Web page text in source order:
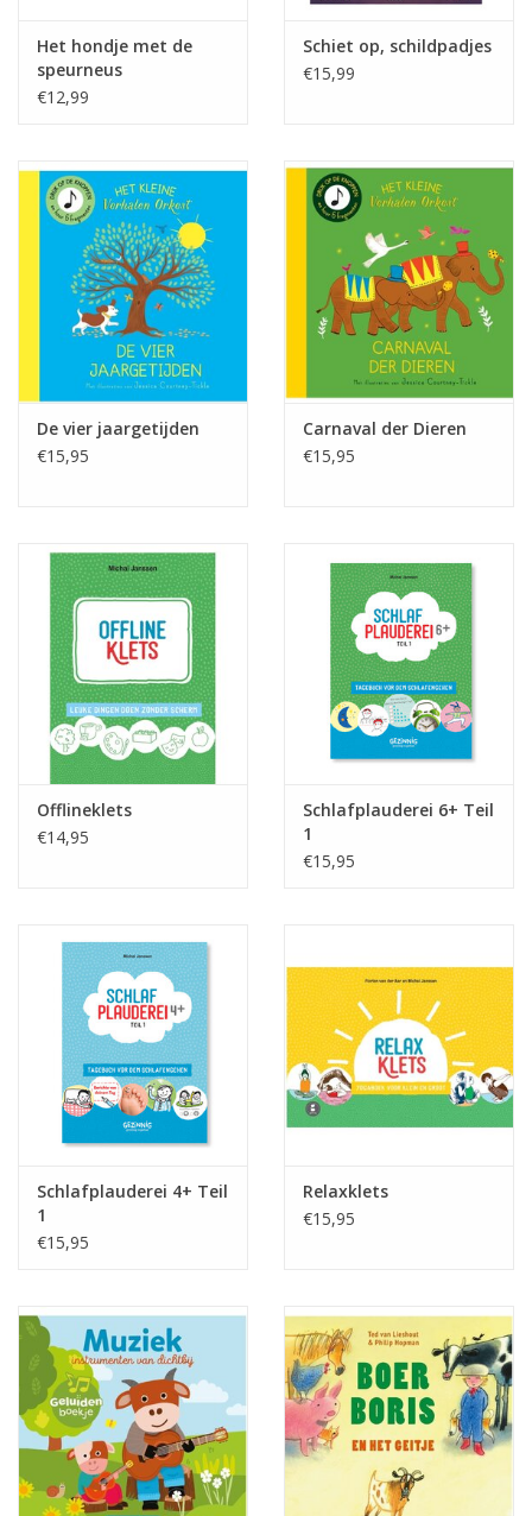
Het hondje met de
speurneus
€12,99
Schiet op, schildpadjes
€15,99
De vier jaargetijden
€15,95
Carnaval der Dieren
€15,95
Offlineklets
€14,95
Schlafplauderei 6+ Teil
1
€15,95
Schlafplauderei 4+ Teil
1
€15,95
Relaxklets
€15,95